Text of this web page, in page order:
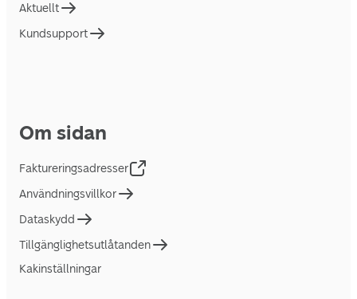
Aktuellt
Kundsupport
Om sidan
Faktureringsadresser
Användningsvillkor
Dataskydd
Tillgänglighetsutlåtanden
Kakinställningar